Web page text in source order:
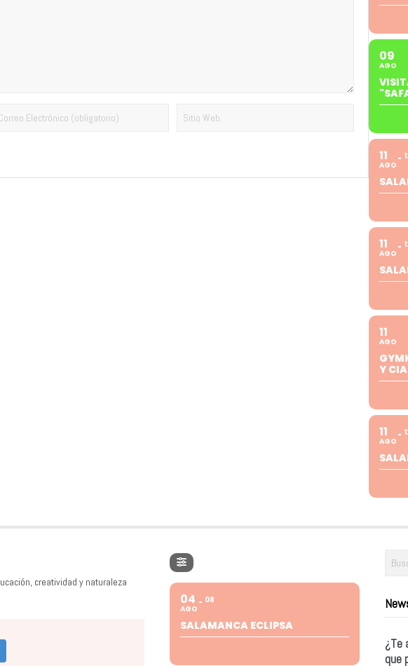
09
AGO
11
AGO
11
AGO
11
AGO
Y
11
AGO
creatividad y naturaleza
04
AGO
08
SALAMANCA ECLIPSA
¿Te
que